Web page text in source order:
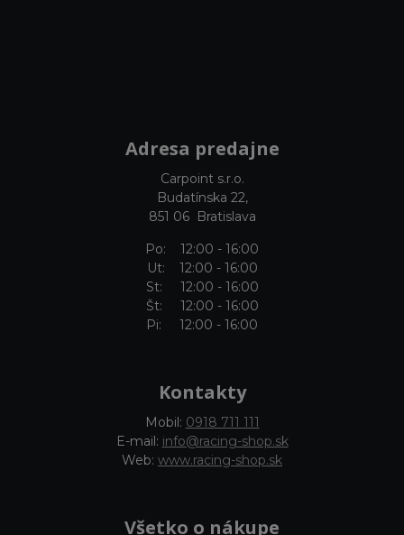
Adresa predajne
Carpoint s.r.o.
Budatínska 22,
851 06 Bratislava
Po: 12:00 - 16:00
Ut: 12:00 - 16:00
St: 12:00 - 16:00
Št: 12:00 - 16:00
Pi: 12:00 - 16:00
Kontakty
Mobil: 0918 711 111
E-mail: info@racing-shop.sk
Web: www.racing-shop.sk
Všetko o nákupe